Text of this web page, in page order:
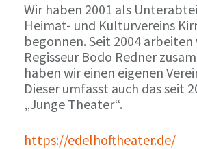
Wir haben 2001 als
Heimat- und Kulturvereins
begonnen. Seit 2004
Regisseur Bodo Redner
haben wir einen eigenen
Dieser umfasst auch das seit
„Junge Theater“.
https://edelhoftheater.de/